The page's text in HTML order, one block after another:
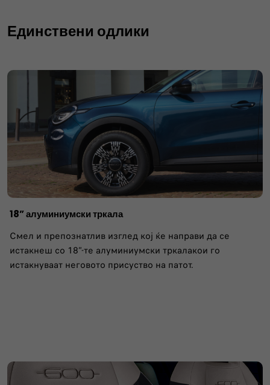
Единствени одлики
18” алуминиумски тркала
Смел и препознатлив изглед кој ќе направи да се
истакнеш со 18”-те алуминиумски тркалакои го
истакнуваат неговото присуство на патот.